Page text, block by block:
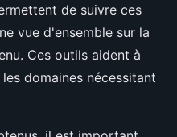
de suivre ces
vue d'ensemble sur la
Ces outils aident à
domaines nécessitant